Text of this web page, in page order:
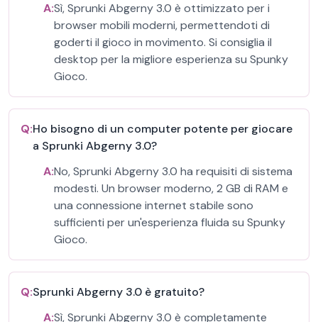
A:Sì, Sprunki Abgerny 3.0 è ottimizzato per i
browser mobili moderni, permettendoti di
goderti il gioco in movimento. Si consiglia il
desktop per la migliore esperienza su Spunky
Gioco.
Q:Ho bisogno di un computer potente per giocare
a Sprunki Abgerny 3.0?
A:No, Sprunki Abgerny 3.0 ha requisiti di sistema
modesti. Un browser moderno, 2 GB di RAM e
una connessione internet stabile sono
sufficienti per un'esperienza fluida su Spunky
Gioco.
Q:Sprunki Abgerny 3.0 è gratuito?
A:Sì, Sprunki Abgerny 3.0 è completamente